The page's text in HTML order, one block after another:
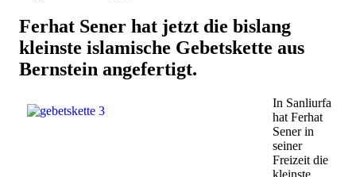
Ferhat Sener hat jetzt die bislang
kleinste islamische Gebetskette aus
Bernstein angefertigt.
In Sanliurfa
hat Ferhat
Sener in
seiner
Freizeit die
kleinste